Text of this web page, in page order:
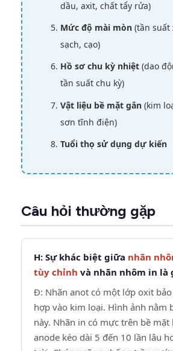
dầu, axit, chất tẩy rửa)
Mức độ mài mòn (tần suất
sạch, cạo)
Hồ sơ chu kỳ nhiệt (dao
tần suất chu kỳ)
Vật liệu bề mặt gắn (kim
sơn tĩnh điện)
Tuổi thọ sử dụng dự kiến
Câu hỏi thường gặp
H: Sự khác biệt giữa nhãn
tùy chỉnh và nhãn nhôm in là
Đ: Nhãn anot có một lớp oxit
hợp vào kim loại. Hình ảnh nằm
này. Nhãn in có mực trên bề mặt
anode kéo dài 5 đến 10 lần lâu